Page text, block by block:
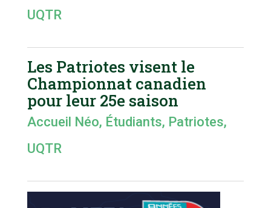
UQTR
Les Patriotes visent le
Championnat canadien
pour leur 25e saison
Accueil Néo, Étudiants, Patriotes,
UQTR